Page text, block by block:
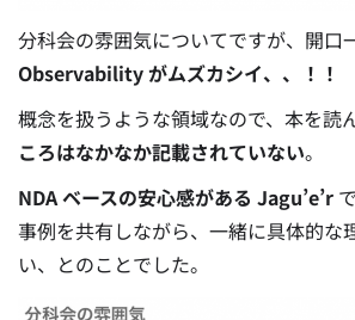
分科会の雰囲気についてですが、開口
Observability がムズカシイ、、！！
概念を扱うような領域なので、本を読
ころはなかなか記載されていない。
NDA ベースの安心感がある Jagu’e’r
事例を共有しながら、一緒に具体的な
い、とのことでした。